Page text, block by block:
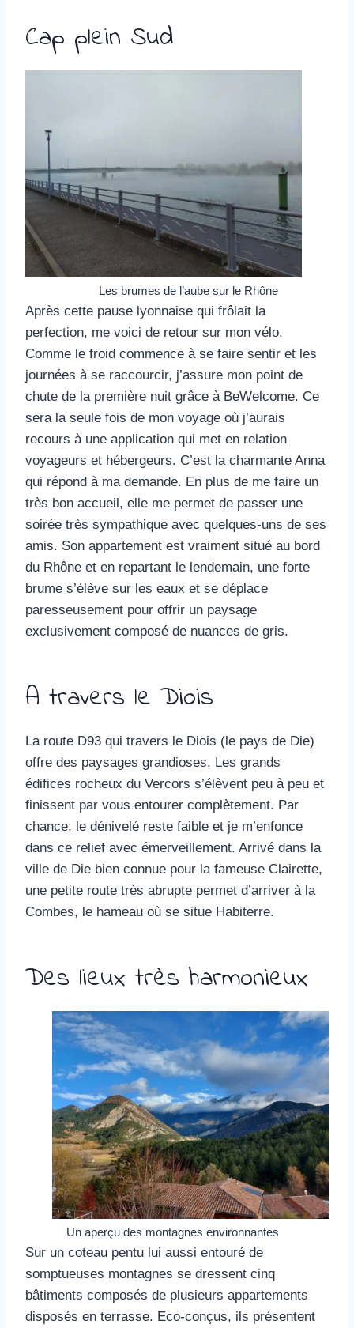
Période de présence : 1 semaine mi-
wwoofeur.ses
Cap plein Sud
Les brumes de l’aube sur le Rhône
Après cette pause lyonnaise qui frôlait la
perfection, me voici de retour sur mon vélo.
Comme le froid commence à se faire sentir et les
journées à se raccourcir, j’assure mon point de
chute de la première nuit grâce à BeWelcome. Ce
sera la seule fois de mon voyage où j’aurais
recours à une application qui met en relation
voyageurs et hébergeurs. C’est la charmante Anna
qui répond à ma demande. En plus de me faire un
très bon accueil, elle me permet de passer une
soirée très sympathique avec quelques-uns de ses
amis. Son appartement est vraiment situé au bord
du Rhône et en repartant le lendemain, une forte
brume s’élève sur les eaux et se déplace
paresseusement pour offrir un paysage
exclusivement composé de nuances de gris.
A travers le Diois
La route D93 qui travers le Diois (le pays de Die)
offre des paysages grandioses. Les grands
édifices rocheux du Vercors s’élèvent peu à peu et
finissent par vous entourer complètement. Par
chance, le dénivelé reste faible et je m’enfonce
dans ce relief avec émerveillement. Arrivé dans la
ville de Die bien connue pour la fameuse Clairette,
une petite route très abrupte permet d’arriver à la
Combes, le hameau où se situe Habiterre.
Des lieux très harmonieux
Un aperçu des montagnes environnantes
Sur un coteau pentu lui aussi entouré de
somptueuses montagnes se dressent cinq
bâtiments composés de plusieurs appartements
disposés en terrasse. Eco-conçus, ils présentent